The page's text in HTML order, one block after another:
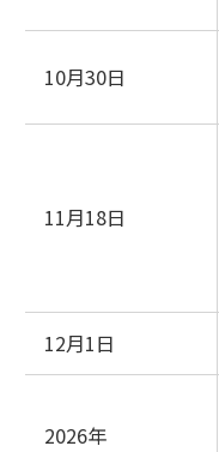
10月30日
11月18日
12月1日
2026年